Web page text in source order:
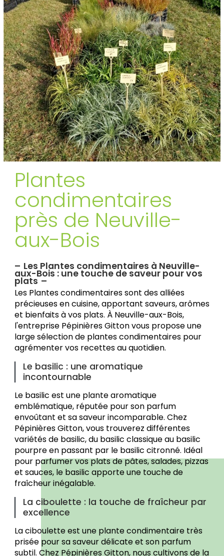
Plantes
condimentaires
près de Neuville-
aux-Bois
Les Plantes condimentaires à Neuville-
aux-Bois : une touche de saveur pour vos
plats
Les Plantes condimentaires sont des alliées
précieuses en cuisine, apportant saveurs, arômes
et bienfaits à vos plats. À Neuville-aux-Bois,
l'entreprise Pépinières Gitton vous propose une
large sélection de plantes condimentaires pour
agrémenter vos recettes au quotidien.
Le basilic : une aromatique
incontournable
Le basilic est une plante aromatique
emblématique, réputée pour son parfum
envoûtant et sa saveur incomparable. Chez
Pépinières Gitton, vous trouverez différentes
variétés de basilic, du basilic classique au basilic
pourpre en passant par le basilic citronné. Idéal
pour parfumer vos plats de pâtes, salades, pizzas
et sauces, le basilic apporte une touche de
fraîcheur inégalable.
La ciboulette : la touche de fraîcheur par
excellence
La ciboulette est une plante condimentaire très
prisée pour sa saveur délicate et son parfum
subtil. Chez Pépinières Gitton, nous cultivons de la